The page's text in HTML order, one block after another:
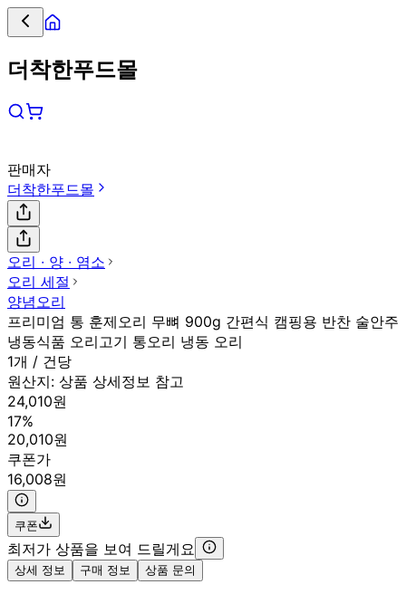
더착한푸드몰
판매자
더착한푸드몰
오리 ∙ 양 ∙ 염소
오리 세절
양념오리
프리미엄 통 훈제오리 무뼈 900g 간편식 캠핑용 반찬 술안주
냉동식품 오리고기 통오리 냉동 오리
1개 / 건당
원산지: 상품 상세정보 참고
24,010원
17%
20,010원
쿠폰가
16,008원
쿠폰
최저가 상품을 보여 드릴게요
상세 정보 구매 정보 상품 문의